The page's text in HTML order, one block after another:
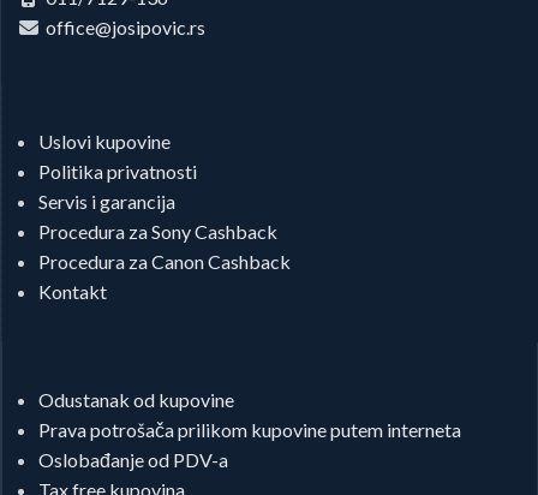
office@josipovic.rs
Uslovi kupovine
Politika privatnosti
Servis i garancija
Procedura za Sony Cashback
Procedura za Canon Cashback
Kontakt
Odustanak od kupovine
Prava potrošača prilikom kupovine putem interneta
Oslobađanje od PDV-a
Tax free kupovina